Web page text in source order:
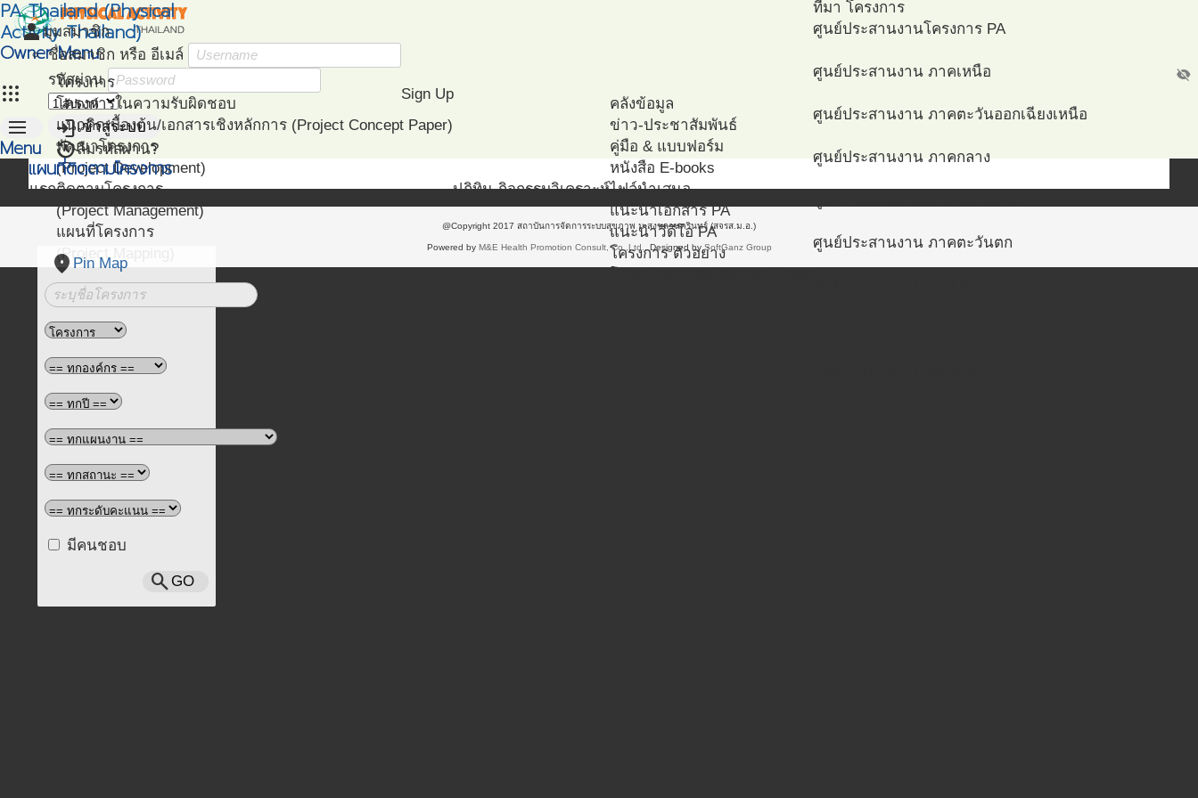
PA Thailand (Physical
Activity Thailand)
Owner Menu
apps
personมุมสมาชิก
ชื่อสมาชิก หรือ อีเมล์
รหัสผ่าน
visibility_off
loginเข้าสู่ระบบ
restoreลืมรหัสผ่าน?
Sign Up
menu
Menu
หน้าแรก
โครงการ
โครงการในความรับผิดชอบ
แนวคิดเบื้องต้น/เอกสารเชิงหลักการ (Project Concept Paper)
พัฒนาโครงการ
(Project Development)
ติดตามโครงการ
(Project Management)
แผนที่โครงการ
(Project Mapping)
รายชื่อโครงการ Like
(Like Project)
ปฎิทิน-กิจกรรมวิเคราะห์
คลังข้อมูล
ข่าว-ประชาสัมพันธ์
คู่มือ & แบบฟอร์ม
หนังสือ E-books
ไฟล์นำเสนอ
แนะนำเอกสาร PA
แนะนำวีดีโอ PA
โครงการ ตัวอย่าง
ที่มา โครงการ
ศูนย์ประสานงานโครงการ PA
ศูนย์ประสานงาน ภาคเหนือ
ศูนย์ประสานงาน ภาคตะวันออกเฉียงเหนือ
ศูนย์ประสานงาน ภาคกลาง
ศูนย์ประสานงาน ภาคตะวันตก
แผนที่ติดตามโครงการ
place Pin Map
มีคนชอบ
search GO
@Copyright 2017 สถาบันการจัดการระบบสุขภาพ ม.สงขลานครินทร์ (สจรส.ม.อ.)
Powered by M&E Health Promotion Consult, Co.,Ltd. . Designed by SoftGanz Group